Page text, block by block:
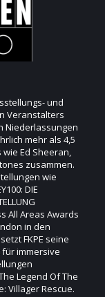
und
Veranstalters
Niederlassungen
mehr als 4,5
Ed Sheeran,
zusammen.
wie
DIE
All Areas Awards
in den
FKPE seine
immersive
Legend Of The
Villager Rescue.